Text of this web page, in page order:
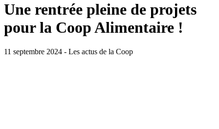
Une rentrée pleine de projets
pour la Coop Alimentaire !
11 septembre 2024 - Les actus de la Coop